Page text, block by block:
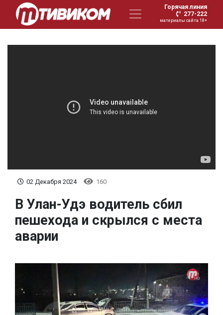
Горячая линия
277-222
материалы сайта 18+
02 Декабря 2024 160
В Улан-Удэ водитель сбил
пешехода и скрылся с места
аварии